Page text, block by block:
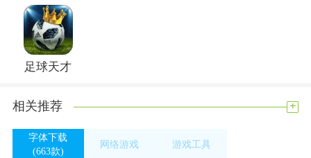
足球天才
相关推荐 +
字体下载
(663款)
网络游戏
游戏工具